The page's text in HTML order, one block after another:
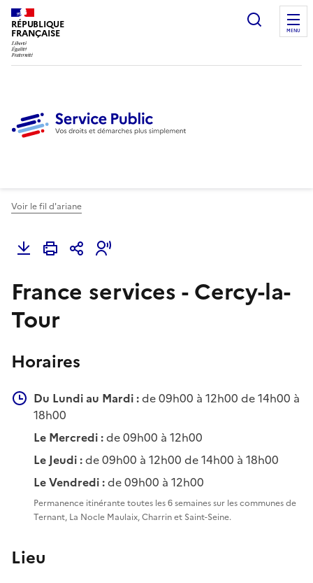
RÉPUBLIQUE
FRANÇAISE
Ouvrir
MENU
Voir le fil d'ariane
France services - Cercy-la-
Tour
Horaires
Du Lundi au Mardi :de 09h00 à 12h00 de 14h00 à
18h00
Le Mercredi :de 09h00 à 12h00
Le Jeudi :de 09h00 à 12h00 de 14h00 à 18h00
Le Vendredi :de 09h00 à 12h00
Permanence itinérante toutes les 6 semaines sur les communes de
Ternant, La Nocle Maulaix, Charrin et Saint-Seine.
Lieu